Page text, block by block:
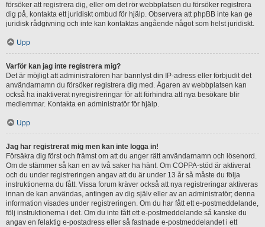
försöker att registrera dig, eller om det rör webbplatsen du försöker registrera
dig på, kontakta ett juridiskt ombud för hjälp. Observera att phpBB inte kan ge
juridisk rådgivning och inte kan kontaktas angående något som helst juridiskt.
Upp
Varför kan jag inte registrera mig?
Det är möjligt att administratören har bannlyst din IP-adress eller förbjudit det
användarnamn du försöker registrera dig med. Ägaren av webbplatsen kan
också ha inaktiverat nyregistreringar för att förhindra att nya besökare blir
medlemmar. Kontakta en administratör för hjälp.
Upp
Jag har registrerat mig men kan inte logga in!
Försäkra dig först och främst om att du anger rätt användarnamn och lösenord.
Om de stämmer så kan en av två saker ha hänt. Om COPPA-stöd är aktiverat
och du under registreringen angav att du är under 13 år så måste du följa
instruktionerna du fått. Vissa forum kräver också att nya registreringar aktiveras
innan de kan användas, antingen av dig själv eller av an administratör; denna
information visades under registreringen. Om du har fått ett e-postmeddelande,
följ instruktionerna i det. Om du inte fått ett e-postmeddelande så kanske du
angav en felaktig e-postadress eller så fastnade e-postmeddelandet i ett